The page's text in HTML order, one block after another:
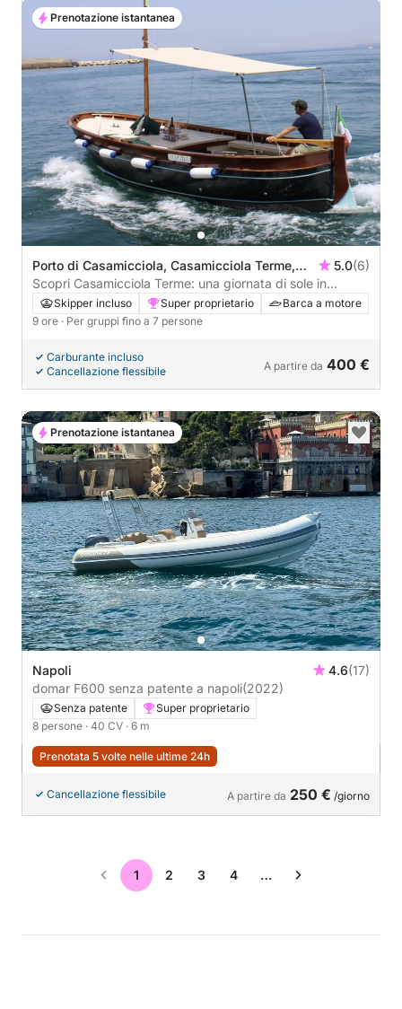
Porto di Casamicciola, Casamicciola Terme,
Italia
5.0(6)
Scopri Casamicciola Terme: una giornata di sole in
motoscafo
Skipper incluso Super proprietario
Barca a motore
9 ore · Per gruppi fino a 7 persone
Carburante incluso
Cancellazione flessibile
A partire da 400 €
Prenotazione istantanea
Napoli 4.6(17)
domar F600 senza patente a napoli(2022)
Senza patente
Super proprietario
8 persone · 40 CV · 6 m
Prenotata 5 volte nelle ultime 24h
Cancellazione flessibile A partire da 250 € /giorno
Prenotazione istantanea
1 2 3 4 …